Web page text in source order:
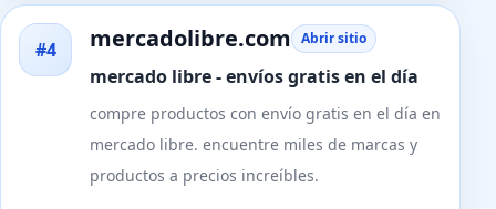
#4 mercadolibre.com Abrir sitio
mercado libre - envíos gratis en el día
compre productos con envío gratis en el día en
mercado libre. encuentre miles de marcas y
productos a precios increíbles.